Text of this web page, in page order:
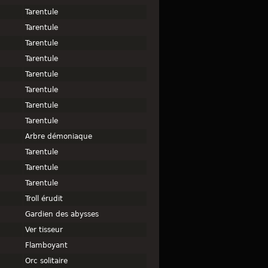
Tarentule
Tarentule
Tarentule
Tarentule
Tarentule
Tarentule
Tarentule
Tarentule
Arbre démoniaque
Tarentule
Tarentule
Tarentule
Troll érudit
Gardien des abysses
Ver tisseur
Flamboyant
Orc solitaire